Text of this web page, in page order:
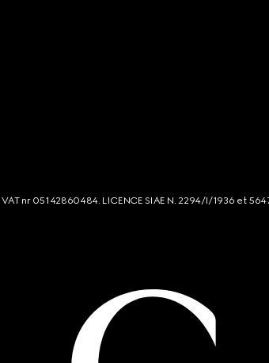
nr 05142860484. LICENCE SIAE N. 2294/I/1936 et